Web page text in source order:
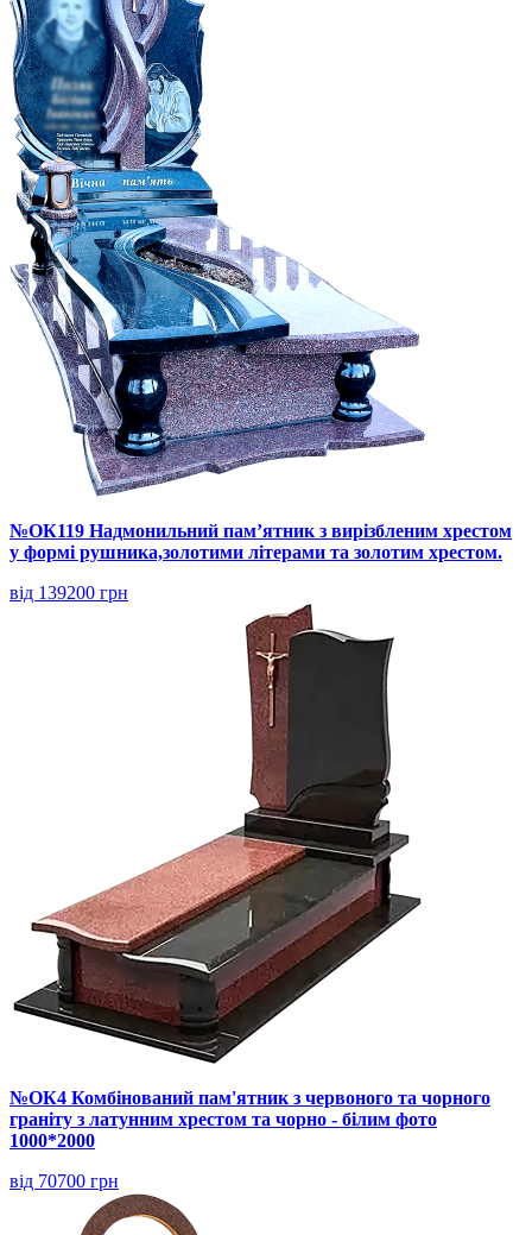
№ОК119 Надмонильний пам’ятник з вирізбленим хрестом
у формі рушника,золотими літерами та золотим хрестом.
від 139200 грн
№ОК4 Комбінований пам'ятник з червоного та чорного
граніту з латунним хрестом та чорно - білим фото
1000*2000
від 70700 грн